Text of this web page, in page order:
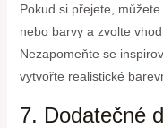
Pokud si přejete,
nebo barvy a zvolte
Nezapomeňte se
vytvořte realistické
7. Dodatečné